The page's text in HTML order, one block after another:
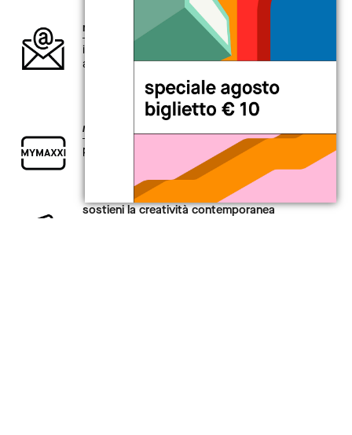
newsletter
iscriviti alla newsletter per non perdere gli
aggiornamenti sul mondo MAXXI
my
per chi è curioso di esplorare il presente.
sostieni la creatività contemporanea